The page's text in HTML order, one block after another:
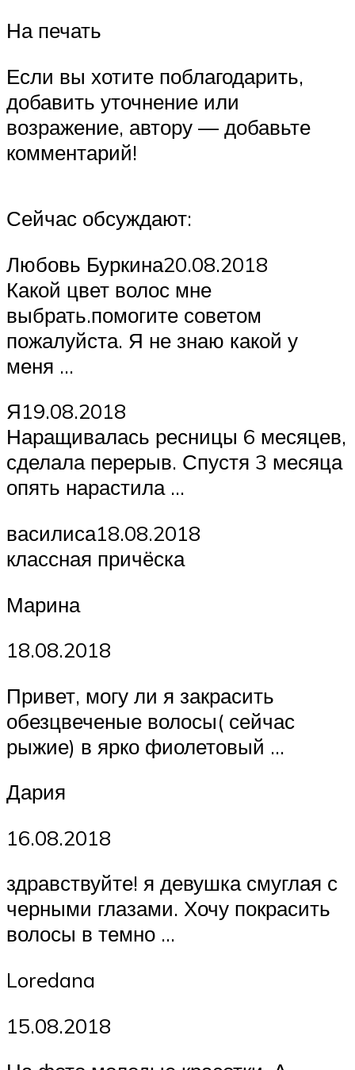
На печать
Если вы хотите поблагодарить,
добавить уточнение или
возражение, автору — добавьте
комментарий!
Сейчас обсуждают:
Любовь Буркина20.08.2018
Какой цвет волос мне
выбрать.помогите советом
пожалуйста. Я не знаю какой у
меня …
Я19.08.2018
Наращивалась ресницы 6 месяцев,
сделала перерыв. Спустя 3 месяца
опять нарастила …
василиса18.08.2018
классная причёска
Марина
18.08.2018
Привет, могу ли я закрасить
обезцвеченые волосы( сейчас
рыжие) в ярко фиолетовый …
Дария
16.08.2018
здравствуйте! я девушка смуглая с
черными глазами. Хочу покрасить
волосы в темно …
Loredana
15.08.2018